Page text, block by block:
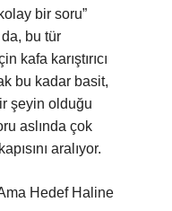
bir soru”
bu tür
kafa karıştırıcı
bu kadar basit,
şeyin olduğu
aslında çok
aralıyor.
Hedef Haline